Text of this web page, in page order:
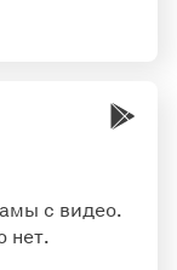
с видео.
нет.